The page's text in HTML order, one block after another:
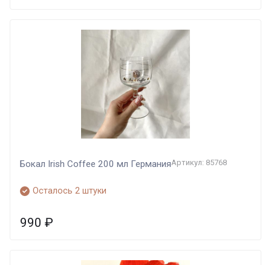
Бокал Irish Coffee 200 мл ГерманияАртикул: 85768
Осталось 2 штуки
990 ₽